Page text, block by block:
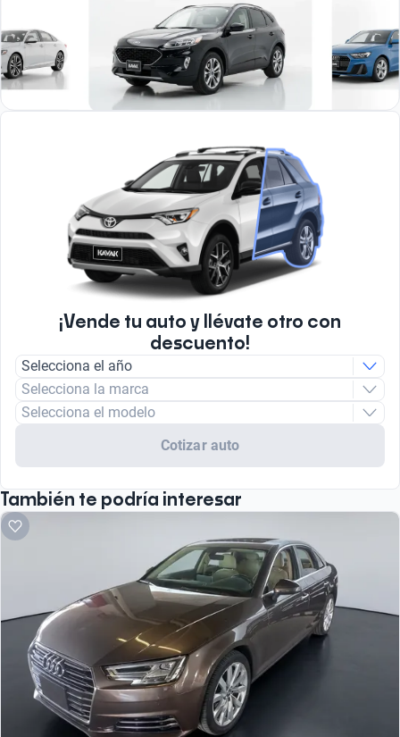
¡Vende tu auto y llévate otro con
descuento!
Selecciona el año
Selecciona la marca
Selecciona el modelo
Cotizar auto
También te podría interesar